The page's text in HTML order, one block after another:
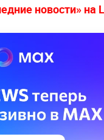
новости» на